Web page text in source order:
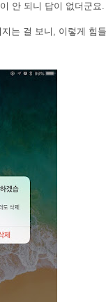
안 되니 답이 없더군요.
는 걸 보니, 이렇게 힘